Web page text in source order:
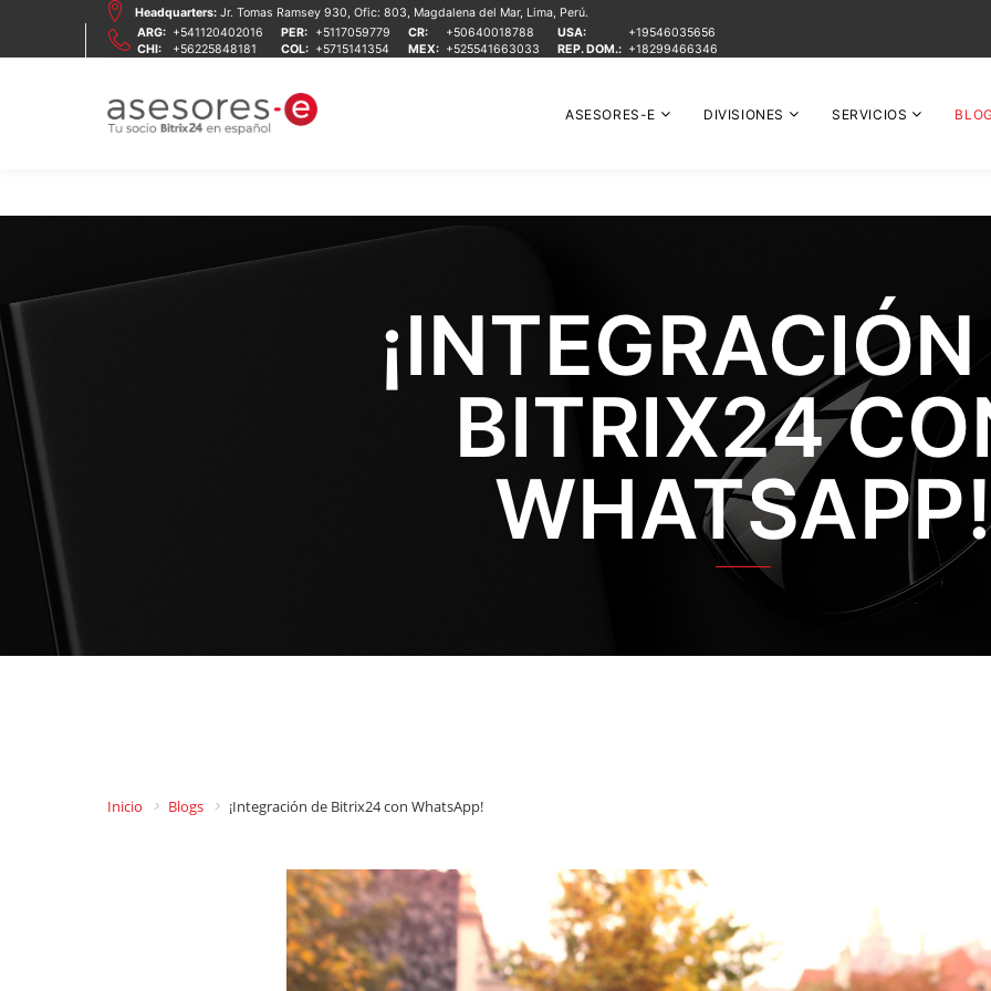
Headquarters: Jr. Tomas Ramsey 930, Ofic: 803, Magdalena del Mar, Lima, Perú.
ARG: +541120402016 PER: +5117059779 CR: +50640018788 USA:
+19546035656
CHI:
+56225848181 COL: +5715141354 MEX: +525541663033 REP. DOM.: +18299466346
ASESORES-E DIVISIONES SERVICIOS
BITRIX24
Inicio Blogs ¡Integración de Bitrix24 con WhatsApp!